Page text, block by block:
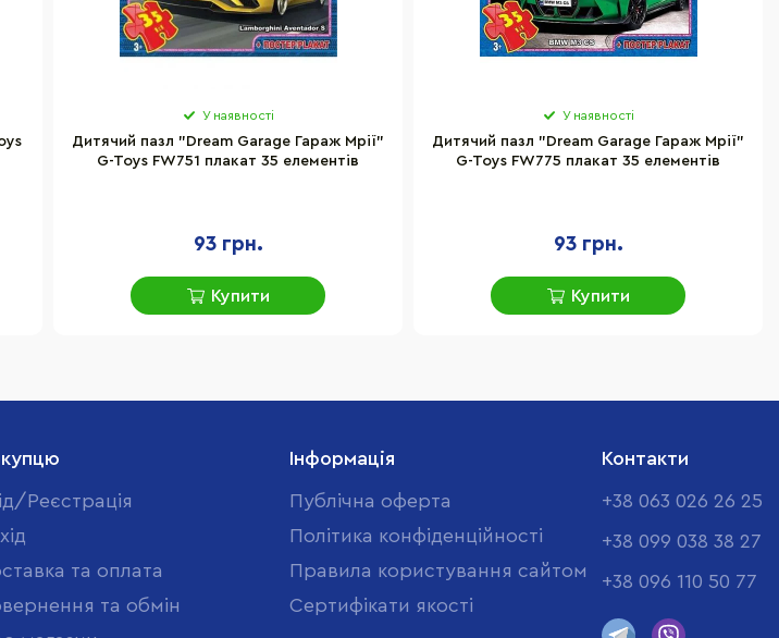
У наявності
Дитячий пазл "Dream Garage Гараж Мрії"
G-Toys FW751 плакат 35 елементів
93 грн.
Купити
У наявності
Дитячий пазл "Dream Garage Гараж Мрії"
G-Toys FW775 плакат 35 елементів
93 грн.
Купити
Реєстрація
та оплата
та обмін
Інформація
Публічна оферта
Політика конфіденційності
Правила користування сайтом
Cертифікати якості
Контакти
+38 063 026 26 25
+38 099 038 38 27
+38 096 110 50 77